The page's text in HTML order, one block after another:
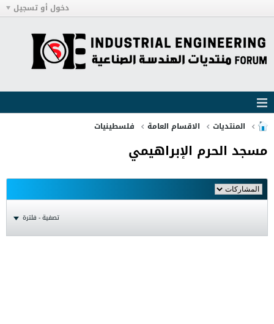
دخول أو تسجيل
المنتديات الاقسام العامة فلسطينيات
مسجد الحرم الإبراهيمي
تصفية - فلترة